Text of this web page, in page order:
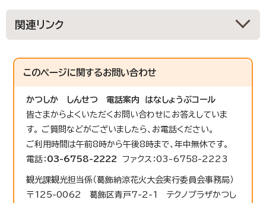
関連リンク
このページに関するお問い合わせ
かつしか しんせつ 電話案内 はなしょうぶコール
皆さまからよくいただくお問い合わせにお答えしていま
す。 ご質問などがございましたら、お電話ください。
ご利用時間は午前8時から午後8時まで、年中無休です。
電話： 03-6758-2222 ファクス：03-6758-2223
観光課観光担当係（葛飾納涼花火大会実行委員会事務局）
〒125-0062 葛飾区青戸7-2-1 テクノプラザかつし